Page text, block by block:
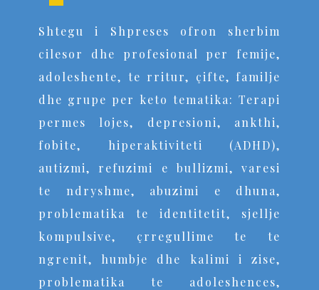
Shtegu i Shpreses ofron sherbim
cilesor dhe profesional per femije,
adoleshente, te rritur, çifte, familje
dhe grupe per keto tematika: Terapi
permes lojes, depresioni, ankthi,
fobite, hiperaktiviteti (ADHD),
autizmi, refuzimi e bullizmi, varesi
te ndryshme, abuzimi e dhuna,
problematika te identitetit, sjellje
kompulsive, çrregullime te te
ngrenit, humbje dhe kalimi i zise,
problematika te adoleshences,